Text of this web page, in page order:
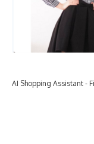
AI Shopping Assistant -